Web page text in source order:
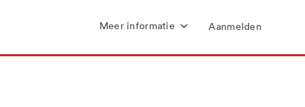
Meer informatie Aanmelden